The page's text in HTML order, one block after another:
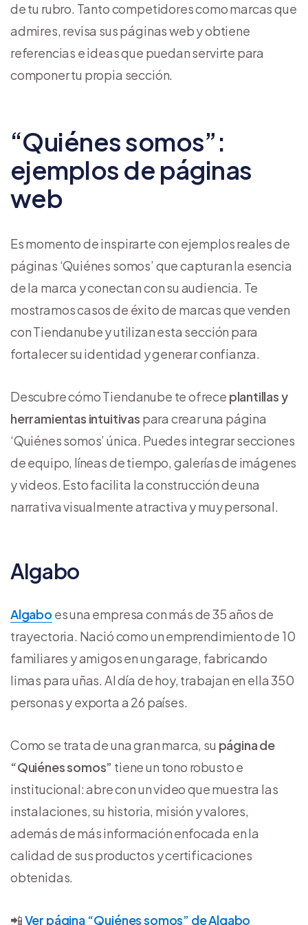
de tu rubro. Tanto competidores como marcas que
admires, revisa sus páginas web y obtiene
referencias e ideas que puedan servirte para
componer tu propia sección.
“Quiénes somos”:
ejemplos de páginas
web
Es momento de inspirarte con ejemplos reales de
páginas ‘Quiénes somos’ que capturan la esencia
de la marca y conectan con su audiencia. Te
mostramos casos de éxito de marcas que venden
con Tiendanube y utilizan esta sección para
fortalecer su identidad y generar confianza.
Descubre cómo Tiendanube te ofrece plantillas y
herramientas intuitivas para crear una página
‘Quiénes somos’ única. Puedes integrar secciones
de equipo, líneas de tiempo, galerías de imágenes
y videos. Esto facilita la construcción de una
narrativa visualmente atractiva y muy personal.
Algabo
Algabo es una empresa con más de 35 años de
trayectoria. Nació como un emprendimiento de 10
familiares y amigos en un garage, fabricando
limas para uñas. Al día de hoy, trabajan en ella 350
personas y exporta a 26 países.
Como se trata de una gran marca, su página de
“Quiénes somos” tiene un tono robusto e
institucional: abre con un video que muestra las
instalaciones, su historia, misión y valores,
además de más información enfocada en la
calidad de sus productos y certificaciones
obtenidas.
📲Ver página “Quiénes somos” de Algabo